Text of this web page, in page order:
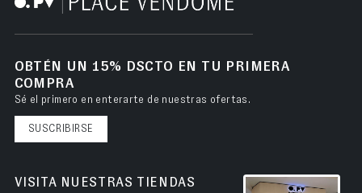
OBTÉN UN 15% DSCTO EN TU PRIMERA
COMPRA
Sé el primero en enterarte de nuestras ofertas.
SUSCRIBIRSE
VISITA NUESTRAS TIENDAS